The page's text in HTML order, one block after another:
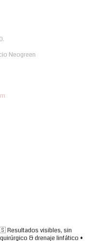
Neogreen
Resultados visibles, sin
& drenaje linfático •